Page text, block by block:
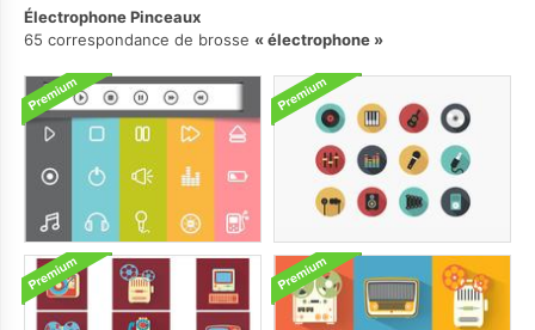
Électrophone Pinceaux
65 correspondance de brosse
électrophone